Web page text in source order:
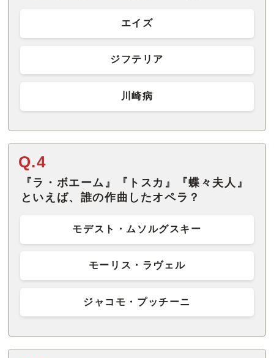
エイズ
ジフテリア
川崎病
Q.4
『ラ・ボエーム』『トスカ』『蝶々夫人』
といえば、誰の作曲したオペラ？
モデスト・ムソルグスキー
モーリス・ラヴェル
ジャコモ・プッチーニ